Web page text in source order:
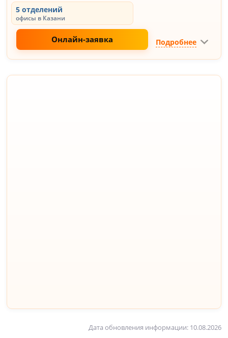
5 отделений
офисы в Казани
Онлайн-заявка Подробнее
Дата обновления информации: 10.08.2026